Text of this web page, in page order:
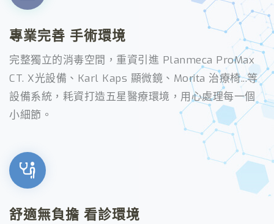
專業完善 手術環境
完整獨立的消毒空間，重資引進 Planmeca ProMax
CT. X光設備、Karl Kaps 顯微鏡、Morita 治療椅...等
設備系統，耗資打造五星醫療環境，用心處理每一個
小細節。
舒適無負擔 看診環境